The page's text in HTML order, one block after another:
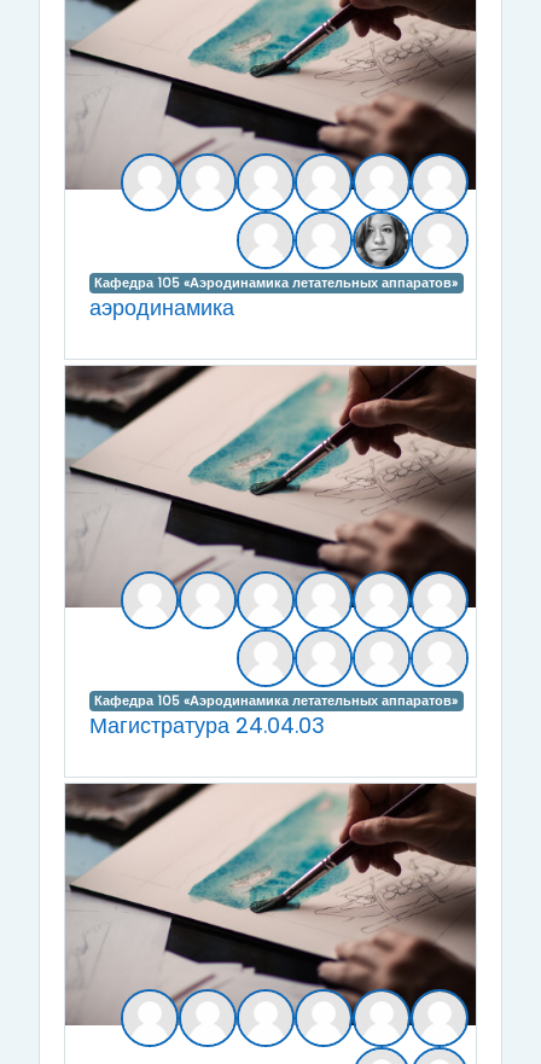
Кафедра 105 «Аэродинамика летательных аппаратов»
аэродинамика
Кафедра 105 «Аэродинамика летательных аппаратов»
Магистратура 24.04.03